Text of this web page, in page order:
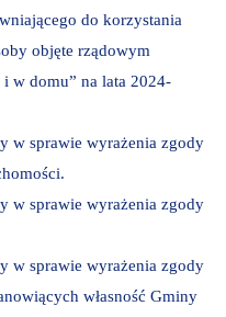
do korzystania
objęte rządowym
i w domu” na lata 2024-
w sprawie wyrażenia zgody
w sprawie wyrażenia zgody
w sprawie wyrażenia zgody
własność Gminy